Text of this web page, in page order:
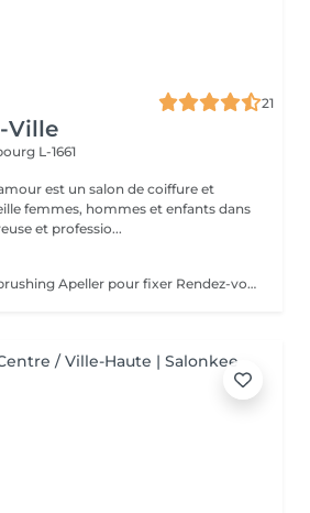
Ville
21
L-1661
est un salon de coiffure et
femmes, hommes et enfants dans
et professio...
Le service comprend brushing Apeller pour fixer Rendez-vous